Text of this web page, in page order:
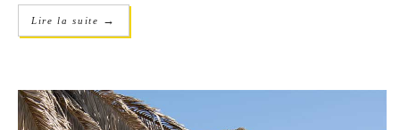
Lire la suite →